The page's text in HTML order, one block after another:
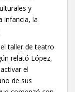
y
infancia, la
taller de teatro
relató López,
el
de sus